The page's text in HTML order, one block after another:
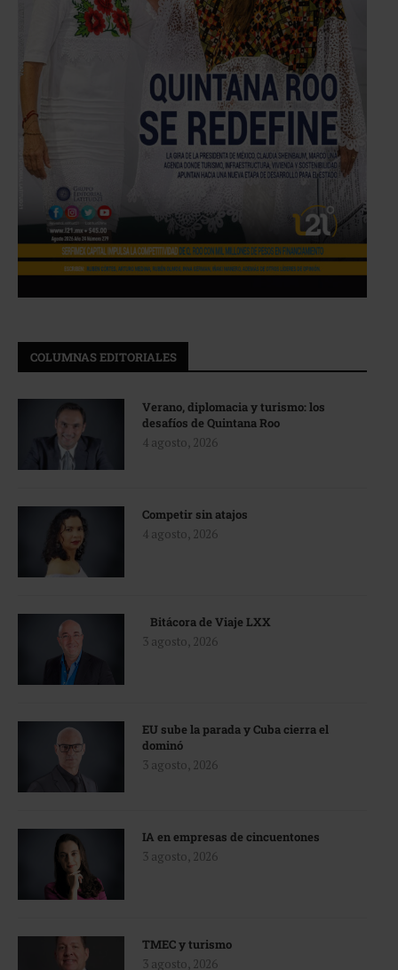
COLUMNAS EDITORIALES
Verano, diplomacia y turismo: los
desafíos de Quintana Roo
4 agosto, 2026
Competir sin atajos
4 agosto, 2026
Bitácora de Viaje LXX
3 agosto, 2026
EU sube la parada y Cuba cierra el
dominó
3 agosto, 2026
IA en empresas de cincuentones
3 agosto, 2026
TMEC y turismo
3 agosto, 2026